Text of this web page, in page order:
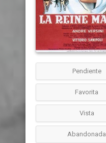
Pendiente
Favorita
Vista
Abandonada